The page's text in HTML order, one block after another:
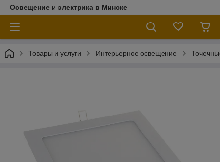
Освещение и электрика в Минске
Товары и услуги Интерьерное освещение